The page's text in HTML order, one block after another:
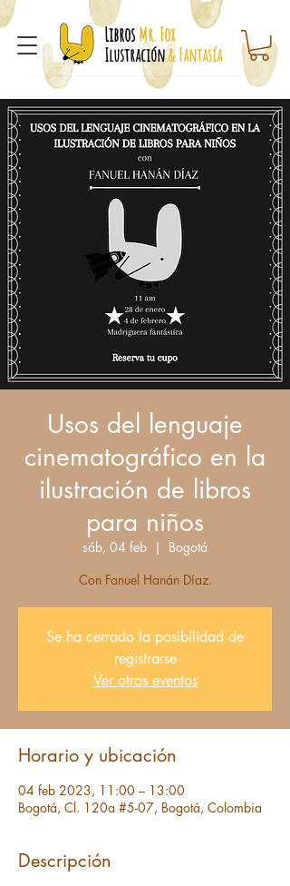
LibrosMr. Fox
Ilustración& Fantasía
Usos del lenguaje
cinematográfico en la
ilustración de libros
para niños
sáb, 04 feb
  |
Bogotá
Con Fanuel Hanán Díaz.
Se ha cerrado la posibilidad de
registrarse
Ver otros eventos
Horario y ubicación
04 feb 2023, 11:00 – 13:00
Bogotá, Cl. 120a #5-07, Bogotá, Colombia
Descripción